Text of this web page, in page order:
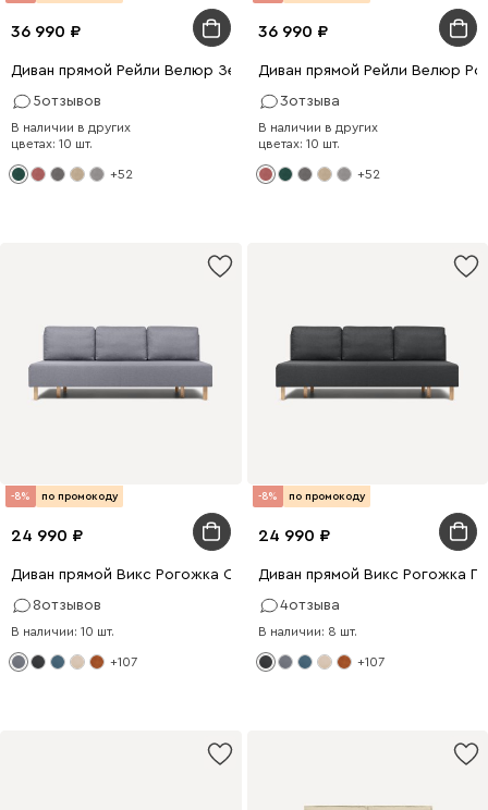
36 990
Диван прямой Рейли Велюр Зеленый
5отзывов
В наличии в других
цветах: 10 шт.
+52
36 990
Диван прямой Рейли Велюр
3отзыва
В наличии в других
цветах: 10 шт.
+52
-8% по промокоду
24 990
Диван прямой Викс Рогожка Серый
8отзывов
В наличии: 10 шт.
+107
-8% по промокоду
24 990
Диван прямой Викс Рогожка
4отзыва
В наличии: 8 шт.
+107